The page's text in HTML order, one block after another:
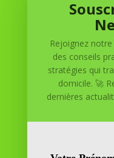
Réussite à Domicile
Réussite à Domicile
pour atteindre vos
maison. Nous offrons
vous aider à réussir.
Rejoignez
des conseils
stratégies qui
domicile. 🚀
dernières